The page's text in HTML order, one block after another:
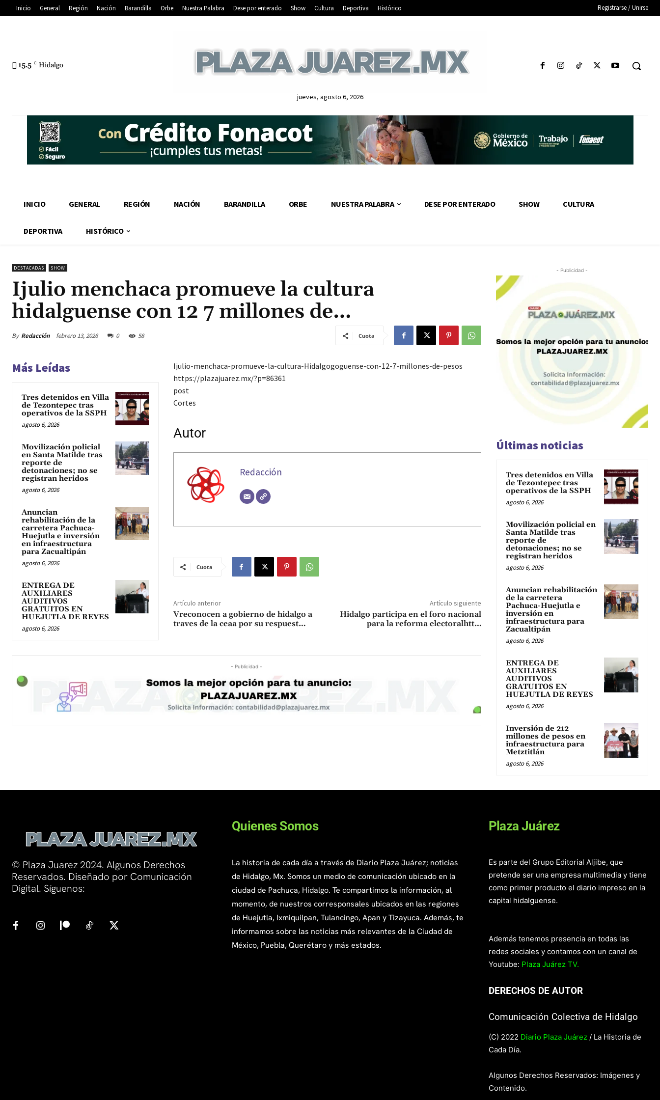
Inicio General Región Nación Barandilla Orbe Nuestra Palabra Dese por enterado Show Cultura Deportiva Histórico Registrarse / Unirse
15.5 C Hidalgo
jueves, agosto 6, 2026
INICIO GENERAL REGIÓN NACIÓN BARANDILLA ORBE NUESTRA PALABRA DESE POR ENTERADO SHOW CULTURA
DEPORTIVA HISTÓRICO
DESTACADAS SHOW
Ijulio menchaca promueve la cultura
hidalguense con 12 7 millones de…
By Redacción febrero 13, 2026 0 58 Cuota
Más Leídas
Tres detenidos en Villa
de Tezontepec tras
operativos de la SSPH
agosto 6, 2026
Movilización policial
en Santa Matilde tras
reporte de
detonaciones; no se
registran heridos
agosto 6, 2026
Anuncian
rehabilitación de la
carretera Pachuca-
Huejutla e inversión
en infraestructura
para Zacualtipán
agosto 6, 2026
ENTREGA DE
AUXILIARES
AUDITIVOS
GRATUITOS EN
HUEJUTLA DE REYES
agosto 6, 2026
Ijulio-menchaca-promueve-la-cultura-Hidalgogoguense-con-12-7-millones-de-pesos
https://plazajuarez.mx/?p=86361
post
Cortes
Autor
Redacción
Cuota
Artículo anterior
Vreconocen a gobierno de hidalgo a
traves de la ceaa por su respuest…
Artículo siguiente
Hidalgo participa en el foro nacional
para la reforma electoralhtt…
- Publicidad -
- Publicidad -
Últimas noticias
Tres detenidos en Villa
de Tezontepec tras
operativos de la SSPH
agosto 6, 2026
Movilización policial en
Santa Matilde tras
reporte de
detonaciones; no se
registran heridos
agosto 6, 2026
Anuncian rehabilitación
de la carretera
Pachuca-Huejutla e
inversión en
infraestructura para
Zacualtipán
agosto 6, 2026
ENTREGA DE
AUXILIARES
AUDITIVOS
GRATUITOS EN
HUEJUTLA DE REYES
agosto 6, 2026
Inversión de 212
millones de pesos en
infraestructura para
Metztitlán
agosto 6, 2026
© Plaza Juarez 2024. Algunos Derechos
Reservados. Diseñado por Comunicación
Digital. Síguenos:
Quienes Somos
La historia de cada día a través de Diario Plaza Juárez; noticias
de Hidalgo, Mx. Somos un medio de comunicación ubicado en la
ciudad de Pachuca, Hidalgo. Te compartimos la información, al
momento, de nuestros corresponsales ubicados en las regiones
de Huejutla, Ixmiquilpan, Tulancingo, Apan y Tizayuca. Además, te
informamos sobre las noticias más relevantes de la Ciudad de
México, Puebla, Querétaro y más estados.
Plaza Juárez
Es parte del Grupo Editorial Aljibe, que
pretende ser una empresa multimedia y tiene
como primer producto el diario impreso en la
capital hidalguense.
Además tenemos presencia en todas las
redes sociales y contamos con un canal de
Youtube: Plaza Juárez TV.
DERECHOS DE AUTOR
Comunicación Colectiva de Hidalgo
(C) 2022 Diario Plaza Juárez / La Historia de
Cada Día.
Algunos Derechos Reservados: Imágenes y
Contenido.